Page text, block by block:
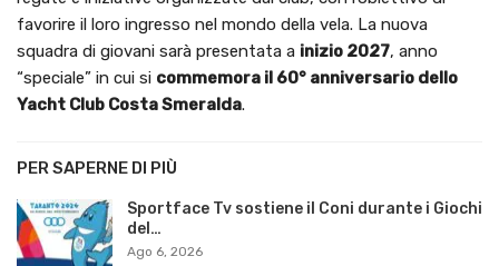
favorire il loro ingresso nel mondo della vela. La nuova
squadra di giovani sarà presentata a inizio 2027, anno
“speciale” in cui si commemora il 60° anniversario dello
Yacht Club Costa Smeralda.
PER SAPERNE DI PIÙ
Sportface Tv sostiene il Coni durante i Giochi
del…
Ago 6, 2026